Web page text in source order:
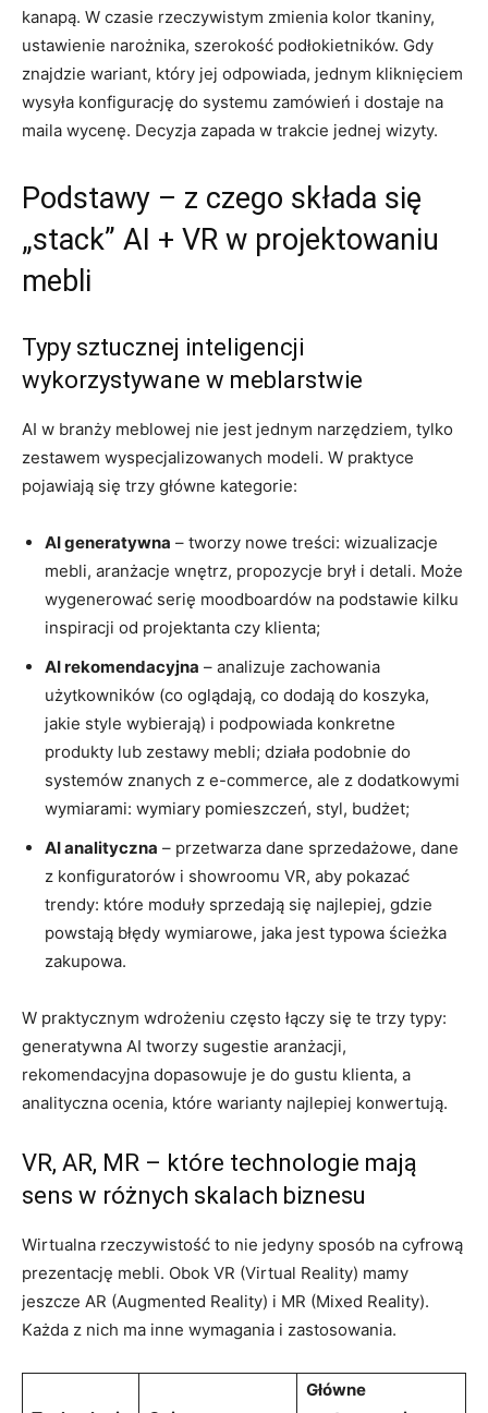
kanapą. W czasie rzeczywistym zmienia kolor tkaniny,
ustawienie narożnika, szerokość podłokietników. Gdy
znajdzie wariant, który jej odpowiada, jednym kliknięciem
wysyła konfigurację do systemu zamówień i dostaje na
maila wycenę. Decyzja zapada w trakcie jednej wizyty.
Podstawy – z czego składa się
„stack” AI + VR w projektowaniu
mebli
Typy sztucznej inteligencji
wykorzystywane w meblarstwie
AI w branży meblowej nie jest jednym narzędziem, tylko
zestawem wyspecjalizowanych modeli. W praktyce
pojawiają się trzy główne kategorie:
AI generatywna – tworzy nowe treści: wizualizacje
mebli, aranżacje wnętrz, propozycje brył i detali. Może
wygenerować serię moodboardów na podstawie kilku
inspiracji od projektanta czy klienta;
AI rekomendacyjna – analizuje zachowania
użytkowników (co oglądają, co dodają do koszyka,
jakie style wybierają) i podpowiada konkretne
produkty lub zestawy mebli; działa podobnie do
systemów znanych z e-commerce, ale z dodatkowymi
wymiarami: wymiary pomieszczeń, styl, budżet;
AI analityczna – przetwarza dane sprzedażowe, dane
z konfiguratorów i showroomu VR, aby pokazać
trendy: które moduły sprzedają się najlepiej, gdzie
powstają błędy wymiarowe, jaka jest typowa ścieżka
zakupowa.
W praktycznym wdrożeniu często łączy się te trzy typy:
generatywna AI tworzy sugestie aranżacji,
rekomendacyjna dopasowuje je do gustu klienta, a
analityczna ocenia, które warianty najlepiej konwertują.
VR, AR, MR – które technologie mają
sens w różnych skalach biznesu
Wirtualna rzeczywistość to nie jedyny sposób na cyfrową
prezentację mebli. Obok VR (Virtual Reality) mamy
jeszcze AR (Augmented Reality) i MR (Mixed Reality).
Każda z nich ma inne wymagania i zastosowania.
Główne